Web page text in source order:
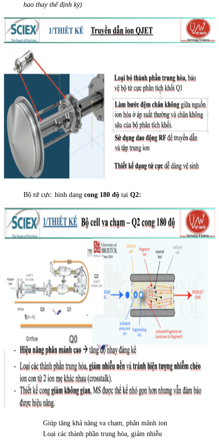
hao thay thế định kỳ)
Bộ tứ cực: hình dạng cong 180 độ tại Q2:
Giúp tăng khả năng va chạm, phân mãnh ion
Loại các thành phần trung hòa, giảm nhiễu